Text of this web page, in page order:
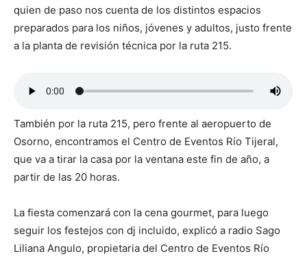
quien de paso nos cuenta de los distintos espacios
preparados para los niños, jóvenes y adultos, justo frente
a la planta de revisión técnica por la ruta 215.
También por la ruta 215, pero frente al aeropuerto de
Osorno, encontramos el Centro de Eventos Río Tijeral,
que va a tirar la casa por la ventana este fin de año, a
partir de las 20 horas.
La fiesta comenzará con la cena gourmet, para luego
seguir los festejos con dj incluido, explicó a radio Sago
Liliana Angulo, propietaria del Centro de Eventos Río